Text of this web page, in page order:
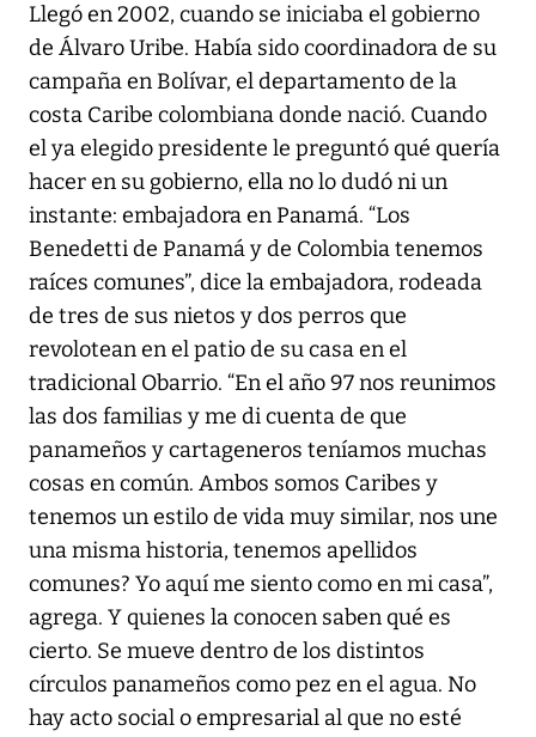
Llegó en 2002, cuando se iniciaba el gobierno
de Álvaro Uribe. Había sido coordinadora de su
campaña en Bolívar, el departamento de la
costa Caribe colombiana donde nació. Cuando
el ya elegido presidente le preguntó qué quería
hacer en su gobierno, ella no lo dudó ni un
instante: embajadora en Panamá. “Los
Benedetti de Panamá y de Colombia tenemos
raíces comunes”, dice la embajadora, rodeada
de tres de sus nietos y dos perros que
revolotean en el patio de su casa en el
tradicional Obarrio. “En el año 97 nos reunimos
las dos familias y me di cuenta de que
panameños y cartageneros teníamos muchas
cosas en común. Ambos somos Caribes y
tenemos un estilo de vida muy similar, nos une
una misma historia, tenemos apellidos
comunes? Yo aquí me siento como en mi casa”,
agrega. Y quienes la conocen saben qué es
cierto. Se mueve dentro de los distintos
círculos panameños como pez en el agua. No
hay acto social o empresarial al que no esté